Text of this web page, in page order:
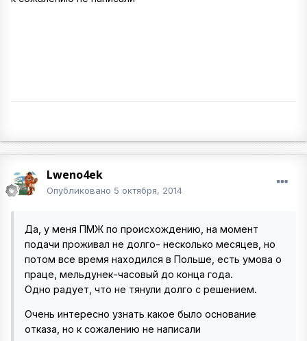
Lweno4ek
Опубликовано 5 октября, 2014
Да, у меня ПМЖ по происхождению, на момент
подачи проживал не долго- несколько месяцев, но
потом все время находился в Польше, есть умова о
праце, мельдунек-часовый до конца года.
Одно радует, что не тянули долго с решением.
Очень интересно узнать какое было основание
отказа, но к сожалению не написали